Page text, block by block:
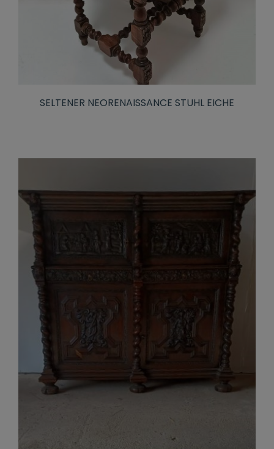
SELTENER NEORENAISSANCE STUHL EICHE